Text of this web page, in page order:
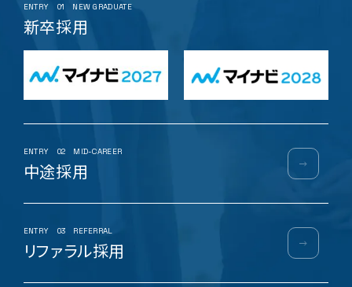
ENTRY 01 NEW GRADUATE
新卒採用
ENTRY 02 MID-CAREER
中途採用
ENTRY 03 REFERRAL
リファラル採用